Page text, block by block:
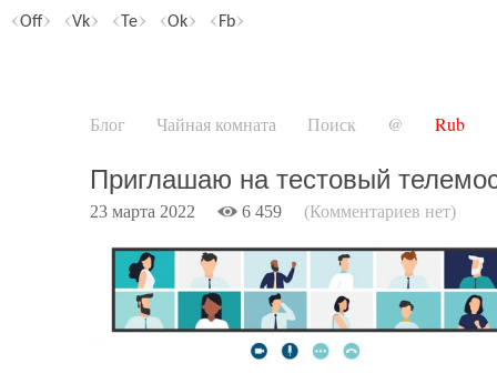
Off Vk Te Ok Fb
Блог Чайная комната Поиск @ Rub
Приглашаю на тестовый
23 марта 2022 6 459 (Комментариев нет)